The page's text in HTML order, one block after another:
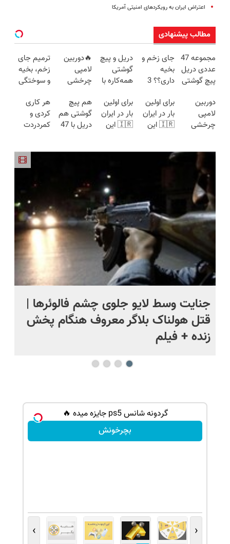
اعتراض ایران به رویکردهای امنیتی آمریکا
مطالب پیشنهادی
مجموعه 47
عددی دریل
پیچ گوشتی
(تخفیف به
مدت
محدود)
جای زخم و
بخیه
داری؟؟ 3
محوش کن!
دریل و پیچ
گوشتی
همه‌کاره با
هوشمند ⚙️
(نصف
قیمت بازار
🔥دوربین
لامپی
چرخشی
🔥 پرداخت
درب منزل
+ گارانتی
ترمیم جای
زخم، بخیه
و سوختگی
هفته!!😍
دوربین
لامپی
چرخشی
حراج شد🔥
پرداخت
درب منزل
برای اولین
بار در ایران
🇮🇷 این
برای اولین
بار در ایران
🇮🇷 این
هم پیچ
گوشتی هم
دریل با 47
هر کاری
کردی و
کمردردت
پرسشنامه و
دریافت راه
جنایت وسط لایو جلوی چشم فالوئرها |
قتل هولناک بلاگر معروف هنگام پخش
زنده + فیلم
گردونه شانس ps5 جایزه میده 🔥
بچرخونش
‹
›